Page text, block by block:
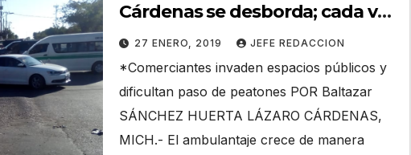
Cárdenas se desborda; cada vez
más operan fuera de la ley
27 ENERO, 2019 JEFE REDACCION
*Comerciantes invaden espacios públicos y
dificultan paso de peatones POR Baltazar
SÁNCHEZ HUERTA LÁZARO CÁRDENAS,
MICH.- El ambulantaje crece de manera